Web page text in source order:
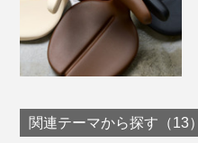
木製のアーチを、段差のあ
「体に心地よくフィットす
関連テーマから探す（13）